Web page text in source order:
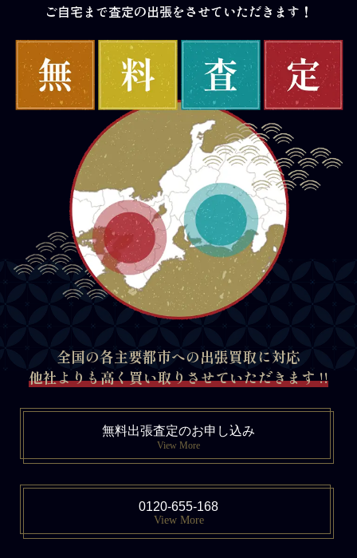
ご自宅まで査定の出張をさせていただきます！
全国の各主要都市への出張買取に対応
他社よりも高く買い取りさせていただきます !!
無料出張査定のお申し込み
View More
0120-655-168
View More